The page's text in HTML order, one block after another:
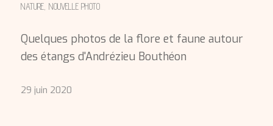
NATURE, NOUVELLE PHOTO
Quelques photos de la flore et faune autour
des étangs d'Andrézieu Bouthéon
29 juin 2020